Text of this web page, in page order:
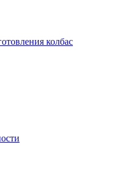
колбас